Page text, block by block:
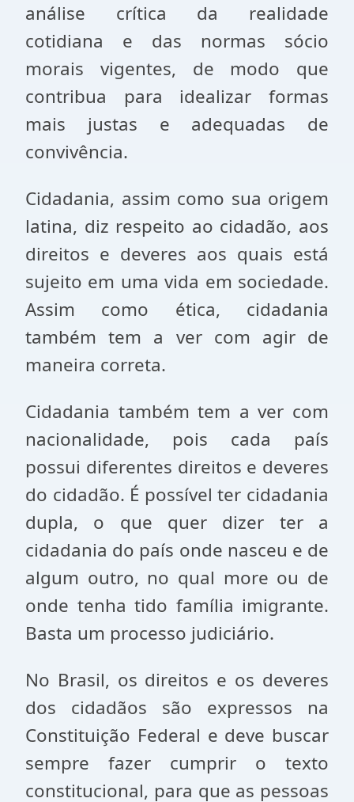
análise crítica da realidade
cotidiana e das normas sócio
morais vigentes, de modo que
contribua para idealizar formas
mais justas e adequadas de
convivência.
Cidadania, assim como sua origem
latina, diz respeito ao cidadão, aos
direitos e deveres aos quais está
sujeito em uma vida em sociedade.
Assim como ética, cidadania
também tem a ver com agir de
maneira correta.
Cidadania também tem a ver com
nacionalidade, pois cada país
possui diferentes direitos e deveres
do cidadão. É possível ter cidadania
dupla, o que quer dizer ter a
cidadania do país onde nasceu e de
algum outro, no qual more ou de
onde tenha tido família imigrante.
Basta um processo judiciário.
No Brasil, os direitos e os deveres
dos cidadãos são expressos na
Constituição Federal e deve buscar
sempre fazer cumprir o texto
constitucional, para que as pessoas